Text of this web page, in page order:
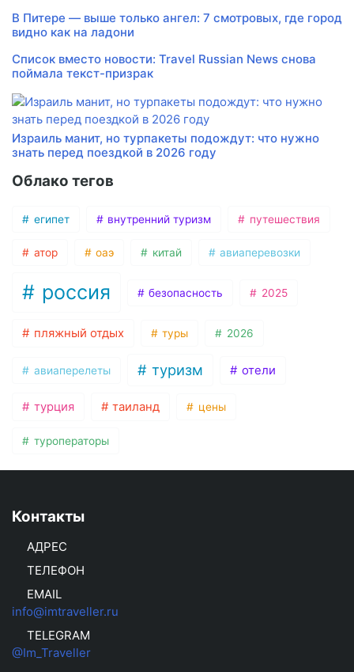
В Питере — выше только ангел: 7 смотровых, где город
видно как на ладони
Список вместо новости: Travel Russian News снова
поймала текст-призрак
Израиль манит, но турпакеты подождут: что нужно
знать перед поездкой в 2026 году
Облако тегов
египет внутренний туризм путешествия
атор оаэ китай авиаперевозки
россия безопасность 2025
пляжный отдых туры 2026
авиаперелеты туризм отели
турция таиланд цены
туроператоры
Контакты
АДРЕС
ТЕЛЕФОН
EMAIL
info@imtraveller.ru
TELEGRAM
@Im_Traveller